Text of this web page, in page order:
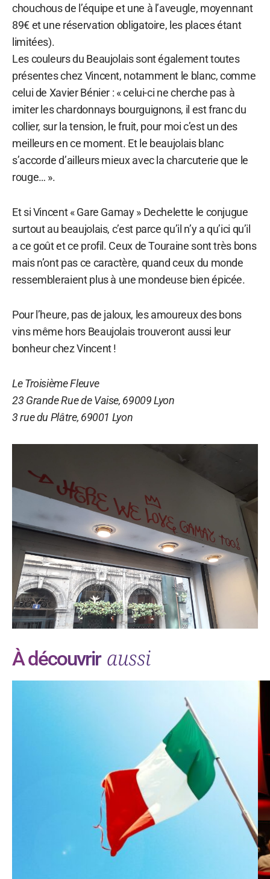
chouchous de l’équipe et une à l’aveugle, moyennant
89€ et une réservation obligatoire, les places étant
limitées).
Les couleurs du Beaujolais sont également toutes
présentes chez Vincent, notamment le blanc, comme
celui de Xavier Bénier : « celui-ci ne cherche pas à
imiter les chardonnays bourguignons, il est franc du
collier, sur la tension, le fruit, pour moi c’est un des
meilleurs en ce moment. Et le beaujolais blanc
s’accorde d’ailleurs mieux avec la charcuterie que le
rouge… ».
Et si Vincent « Gare Gamay » Dechelette le conjugue
surtout au beaujolais, c’est parce qu’il n’y a qu’ici qu’il
a ce goût et ce profil. Ceux de Touraine sont très bons
mais n’ont pas ce caractère, quand ceux du monde
ressembleraient plus à une mondeuse bien épicée.
Pour l’heure, pas de jaloux, les amoureux des bons
vins même hors Beaujolais trouveront aussi leur
bonheur chez Vincent !
Le Troisième Fleuve
23 Grande Rue de Vaise, 69009 Lyon
3 rue du Plâtre, 69001 Lyon
À découvrir aussi